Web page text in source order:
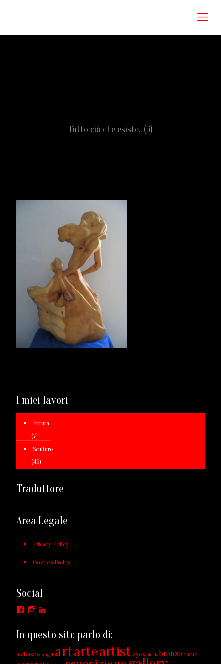
Tutto ciò che esiste.. (6)
I miei lavori
Pittura
(7)
Sculture
(46)
Traduttore
Area Legale
Privacy Policy
Cookies Policy
Social
Facebook
Instagram
In questo sito parlo di:
alabastro angel artarteartist ayes black bronzo carne